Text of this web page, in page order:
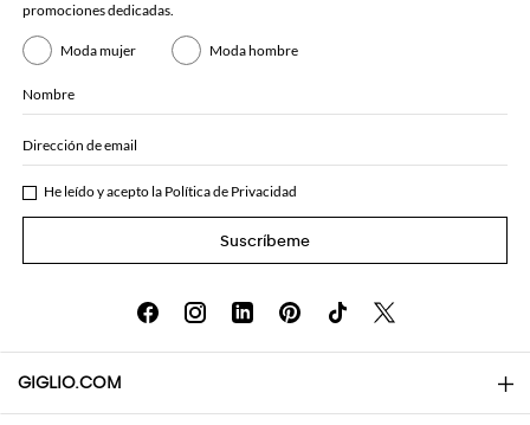
promociones dedicadas.
Moda mujer Moda hombre
Nombre
Dirección de email
He leído y acepto la Política de Privacidad
Suscríbeme
GIGLIO.COM